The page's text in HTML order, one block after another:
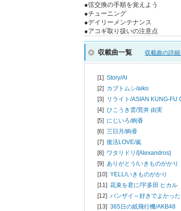
●弦交換の手順を覚えよう
●チューニング
●デイリーメンテナンス
●アコギ取り扱いの注意点
収載曲一覧 収載曲の詳
[1] Story/AI
[2] カブトムシ/aiko
[3] リライト/ASIAN KUNG-FU
[4] ひこうき雲/荒井 由実
[5] にじいろ/絢香
[6] 三日月/絢香
[7] 復活LOVE/嵐
[8] ワタリドリ/[Alexandros]
[9] ありがとう/いきものがかり
[10] YELL/いきものがかり
[11] 花束を君に/宇多田 ヒカル
[12] バンザイ～好きでよかっ
[13] 365日の紙飛行機/AKB48